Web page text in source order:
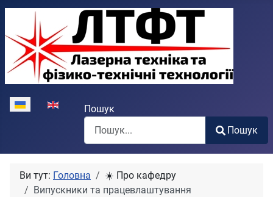
Виберіть свою мовуПошук
Пошук
Ви тут: Головна
☀️ Про кафедру
Випускники та працевлаштування